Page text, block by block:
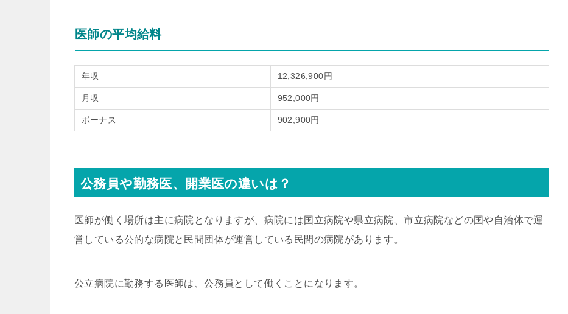
医師の平均給料
年収 12,326,900円
月収 952,000円
ボーナス 902,900円
公務員や勤務医、開業医の違いは？
医師が働く場所は主に病院となりますが、病院には国立病院や県立病院、市立病院などの国や自治体で運
営している公的な病院と民間団体が運営している民間の病院があります。
公立病院に勤務する医師は、公務員として働くことになります。